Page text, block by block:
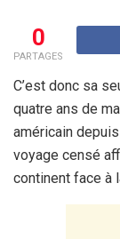
0
PARTAGES
C’est donc sa
quatre ans de
américain
voyage censé
continent face à